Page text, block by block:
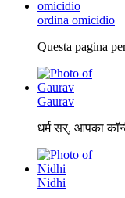
ordina omicidio
Questa pagina
Gaurav
धर्म सर्, आपका
Nidhi